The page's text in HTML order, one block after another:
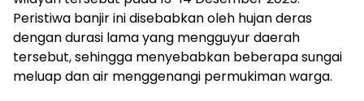
Peristiwa banjir ini disebabkan oleh hujan deras
dengan durasi lama yang mengguyur daerah
tersebut, sehingga menyebabkan beberapa sungai
meluap dan air menggenangi permukiman warga.